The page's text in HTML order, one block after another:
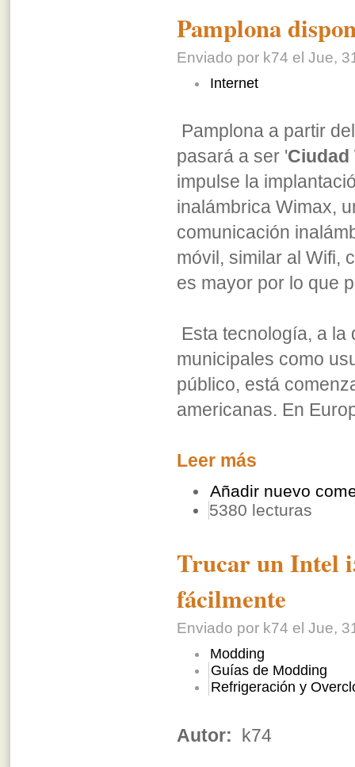
Pamplona
Enviado por k74 el Jue,
Internet
Pamplona a partir
pasará a ser 'Ciudad
impulse la
inalámbrica Wimax,
comunicación
móvil, similar al Wifi,
es mayor por lo que
Esta tecnología, a
municipales como
público, está
americanas. En
Leer más
Añadir nuevo
5380 lecturas
Trucar un Intel
fácilmente
Enviado por k74 el Jue,
Modding
Guías de Modding
Refrigeración y
Autor: k74